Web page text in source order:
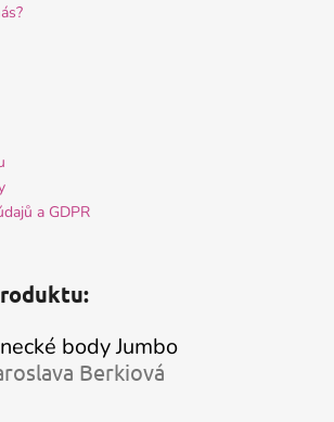
a GDPR
body Jumbo
produktu je 5 z 5 hvězdiček.
Berkiová